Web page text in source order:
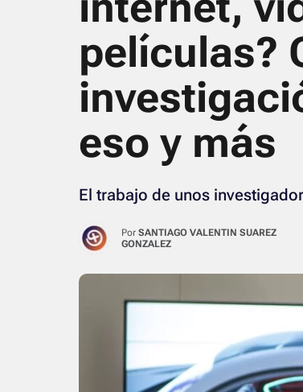
películas?
eso y más
El trabajo de unos
PorSANTIAGO VALENTIN SUAREZ
GONZALEZ